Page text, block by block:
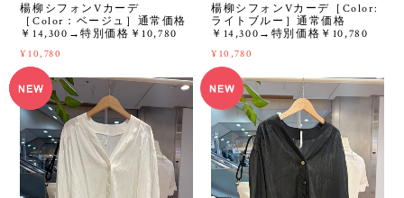
楊柳シフォンVカーデ
［Color：ベージュ］通常価格
￥14,300→特別価格￥10,780
¥10,780
楊柳シフォンVカーデ［Color:
ライトブルー］通常価格
￥14,300→特別価格￥10,780
¥10,780